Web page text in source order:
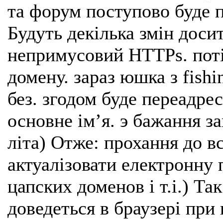
та форум поступово буде
Будуть декілька змін
непримусовий HTTPs.
домену. зараз юшка з
без. згодом буде
основне імʼя. э бажання
літа) Отже: прохання до
актуалізовати
цапских доменов і т.і.)
доведеться в браузері